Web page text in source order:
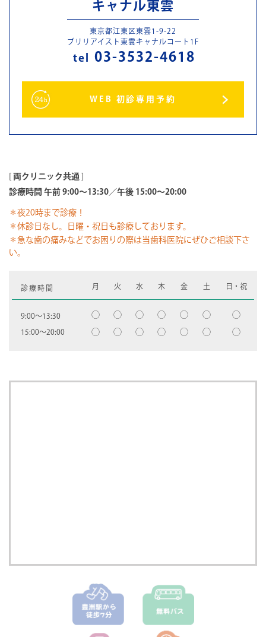
キャナル東雲
東京都江東区東雲1-9-22
ブリリアイスト東雲キャナルコート1F
tel 03-3532-4618
WEB 初診専用予約
[ 両クリニック共通 ]
診療時間 午前 9:00～13:30／午後 15:00～20:00
＊夜20時まで診療！
＊休診日なし。日曜・祝日も診療しております。
＊急な歯の痛みなどでお困りの際は当歯科医院にぜひご相談下さ
い。
診療時間 月 火 水 木 金 土 日・祝
9:00〜13:30 ◯ ◯ ◯ ◯ ◯ ◯ ◯
15:00〜20:00 ◯ ◯ ◯ ◯ ◯ ◯ ◯